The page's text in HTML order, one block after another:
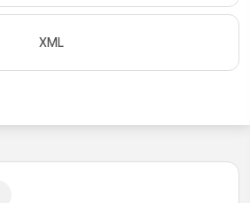
XML